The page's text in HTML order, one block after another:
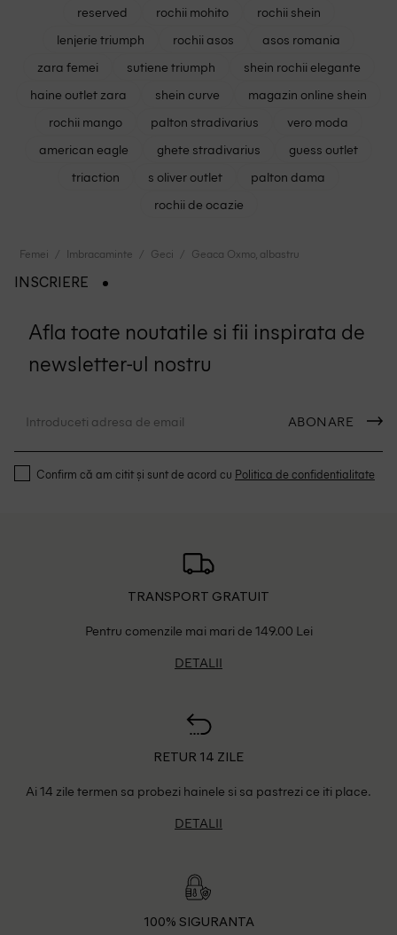
reserved
rochii mohito
rochii shein
lenjerie triumph
rochii asos
asos romania
zara femei
sutiene triumph
shein rochii elegante
haine outlet zara
shein curve
magazin online shein
rochii mango
palton stradivarius
vero moda
american eagle
ghete stradivarius
guess outlet
triaction
s oliver outlet
palton dama
rochii de ocazie
Femei Imbracaminte Geci Geaca Oxmo, albastru
INSCRIERE
Afla toate noutatile si fii inspirata de
newsletter-ul nostru
ABONARE
Confirm că am citit și sunt de acord cu Politica de confidentialitate
TRANSPORT GRATUIT
Pentru comenzile mai mari de 149.00 Lei
DETALII
RETUR 14 ZILE
Ai 14 zile termen sa probezi hainele si sa pastrezi ce iti place.
DETALII
100% SIGURANTA